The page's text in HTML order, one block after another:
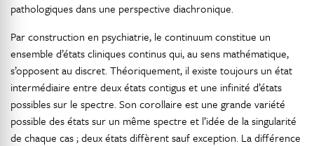
pathologiques dans une perspective diachronique.
Par construction en psychiatrie, le continuum constitue un
ensemble d’états cliniques continus qui, au sens mathématique,
s’opposent au discret. Théoriquement, il existe toujours un état
intermédiaire entre deux états contigus et une infinité d’états
possibles sur le spectre. Son corollaire est une grande variété
possible des états sur un même spectre et l’idée de la singularité
de chaque cas ; deux états diffèrent sauf exception. La différence